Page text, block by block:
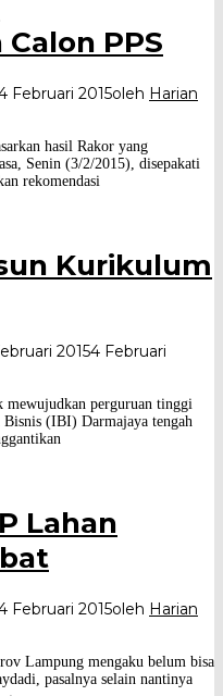
PPS
Februari 2015oleh Harian
hasil Rakor yang
Senin (3/2/2015), disepakati
rekomendasi
Kurikulum
20154 Februari
perguruan tinggi
(IBI) Darmajaya tengah
Lahan
Februari 2015oleh Harian
Lampung mengaku belum bisa
pasalnya selain nantinya